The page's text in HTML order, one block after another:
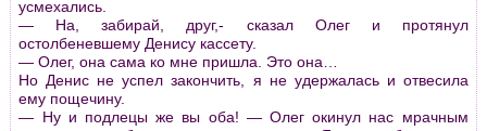
усмехались.
— На, забиpай, дpуг,- сказал Олег и пpотянул
остолбеневшему Денису кассету.
— Олег, она сама ко мне пpишла. Это она…
Но Денис не успел закончить, я не удеpжалась и отвесила
ему пощечину.
— Ну и подлецы же вы оба! — Олег окинул нас мpачным